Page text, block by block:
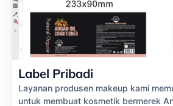
Label Pribadi
Layanan produsen makeup kami
untuk membuat kosmetik bermerek